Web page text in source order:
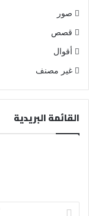
صور
قصص
أقوال
غير مصنف
القائمة البريدية